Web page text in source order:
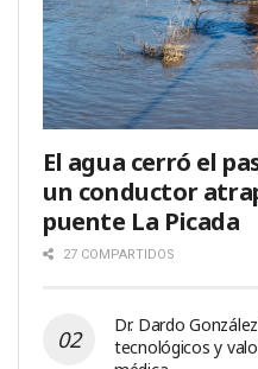
El agua cerró el
un conductor
puente La Picada
27 COMPARTIDOS
Dr. Dardo
tecnológicos y